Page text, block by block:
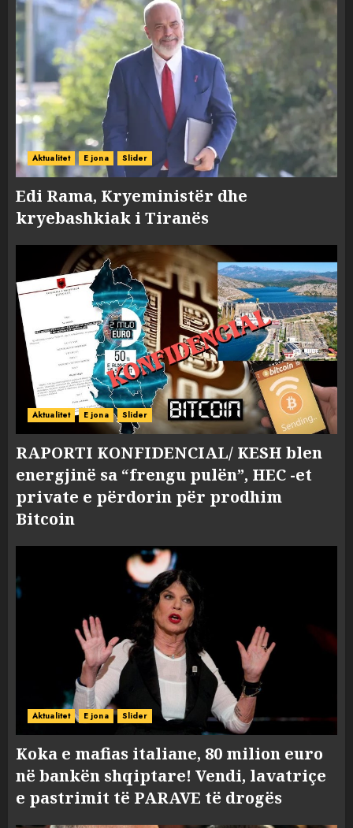
Aktualitet E jona Slider
Edi Rama, Kryeministër dhe
kryebashkiak i Tiranës
Aktualitet E jona Slider
RAPORTI KONFIDENCIAL/ KESH blen
energjinë sa “frengu pulën”, HEC -et
private e përdorin për prodhim
Bitcoin
Aktualitet E jona Slider
Koka e mafias italiane, 80 milion euro
në bankën shqiptare! Vendi, lavatriçe
e pastrimit të PARAVE të drogës